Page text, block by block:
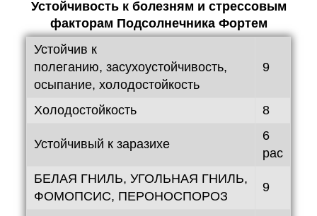
Устойчивость к болезням и стрессовым
факторам Подсолнечника Фортем
Устойчив к
полеганию, засухоустойчивость,
осыпание, холодостойкость
9
Холодостойкость 8
Устойчивый к заразихе
6
рас
БЕЛАЯ ГНИЛЬ, УГОЛЬНАЯ ГНИЛЬ,
ФОМОПСИС, ПЕРОНОСПОРОЗ
9